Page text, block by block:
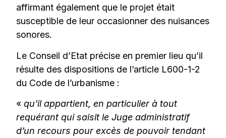
affirmant également que le projet était
susceptible de leur occasionner des nuisances
sonores.
Le Conseil d’Etat précise en premier lieu qu’il
résulte des dispositions de l’article L600-1-2
du Code de l’urbanisme :
«qu’il appartient, en particulier à tout
requérant qui saisit le Juge administratif
d’un recours pour excès de pouvoir tendant